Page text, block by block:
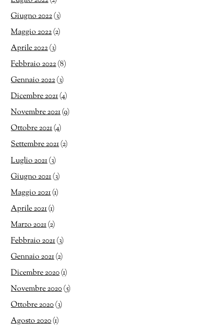
Giugno 2022(3)
Maggio 2022(2)
Aprile 2022(3)
Febbraio 2022(8)
Gennaio 2022(3)
Dicembre 2021(4)
Novembre 2021(9)
Ottobre 2021(4)
Settembre 2021(2)
Luglio 2021(3)
Giugno 2021(3)
Maggio 2021(1)
Aprile 2021(1)
Marzo 2021(2)
Febbraio 2021(3)
Gennaio 2021(2)
Dicembre 2020(1)
Novembre 2020(5)
Ottobre 2020(3)
Agosto 2020(1)